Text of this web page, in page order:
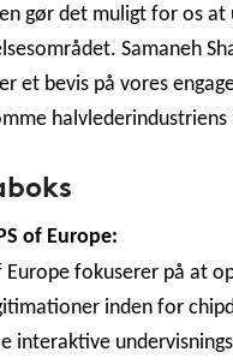
gør det muligt for os
Samaneh
et bevis på vores
of Europe:
Europe fokuserer på at
inden for
interaktive